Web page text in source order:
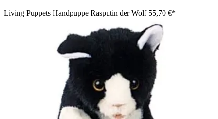
Living Puppets Handpuppe Rasputin der Wolf 55,70 €*